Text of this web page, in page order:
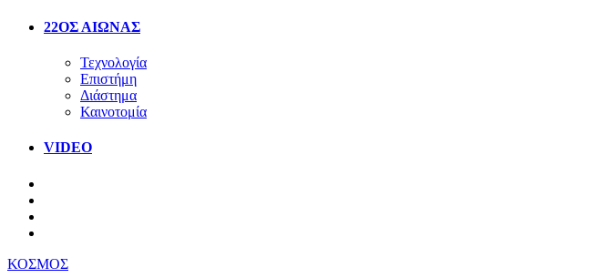
22ΟΣ ΑΙΩΝΑΣ
Τεχνολογία
Επιστήμη
Διάστημα
Καινοτομία
VIDEO
ΚΟΣΜΟΣ